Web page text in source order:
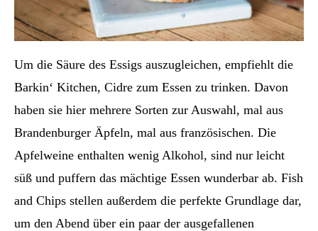
Um die Säure des Essigs auszugleichen, empfiehlt die
Barkin‘ Kitchen, Cidre zum Essen zu trinken. Davon
haben sie hier mehrere Sorten zur Auswahl, mal aus
Brandenburger Äpfeln, mal aus französischen. Die
Apfelweine enthalten wenig Alkohol, sind nur leicht
süß und puffern das mächtige Essen wunderbar ab. Fish
and Chips stellen außerdem die perfekte Grundlage dar,
um den Abend über ein paar der ausgefallenen